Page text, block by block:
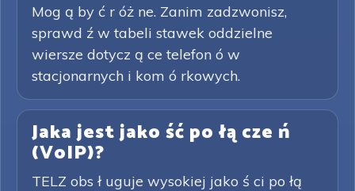
Mog ą by ć r óż ne. Zanim zadzwonisz,
sprawd ź w tabeli stawek oddzielne
wiersze dotycz ą ce telefon ó w
stacjonarnych i kom ó rkowych.
Jaka jest jako ść po łą cze ń
(VoIP)?
TELZ obs ł uguje wysokiej jako ś ci po łą